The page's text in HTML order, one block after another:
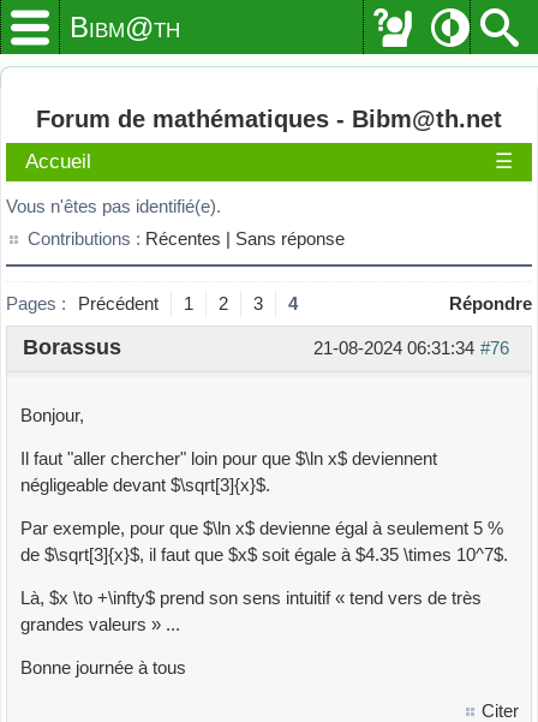
Bibm@th
Forum de mathématiques - Bibm@th.net
Accueil ☰
Vous n'êtes pas identifié(e).
Contributions : Récentes | Sans réponse
Pages : Précédent 1 2 3 4 Répondre
#76
21-08-2024 06:31:34
Borassus
Bonjour,
Il faut "aller chercher" loin pour que $\ln x$ deviennent
négligeable devant $\sqrt[3]{x}$.
Par exemple, pour que $\ln x$ devienne égal à seulement 5 %
de $\sqrt[3]{x}$, il faut que $x$ soit égale à $4.35 \times 10^7$.
Là, $x \to +\infty$ prend son sens intuitif « tend vers de très
grandes valeurs » ...
Bonne journée à tous
Citer